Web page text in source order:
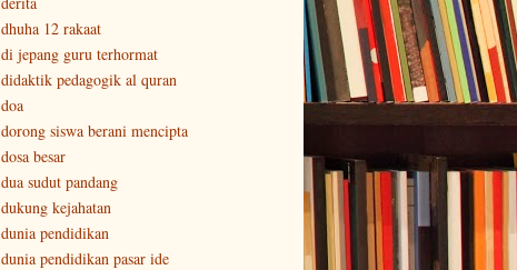
dhuha 12 rakaat
di jepang guru terhormat
didaktik pedagogik al quran
doa
dorong siswa berani mencipta
dosa besar
dua sudut pandang
dukung kejahatan
dunia pendidikan
dunia pendidikan pasar ide